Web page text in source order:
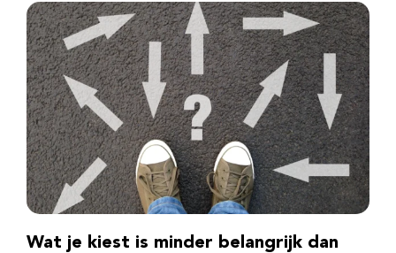
Wat je kiest is minder belangrijk dan